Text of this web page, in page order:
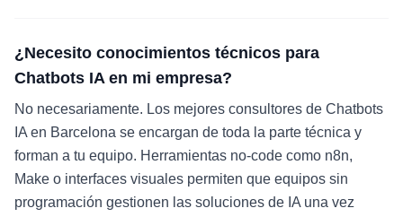
¿Necesito conocimientos técnicos para
Chatbots IA en mi empresa?
No necesariamente. Los mejores consultores de Chatbots
IA en Barcelona se encargan de toda la parte técnica y
forman a tu equipo. Herramientas no-code como n8n,
Make o interfaces visuales permiten que equipos sin
programación gestionen las soluciones de IA una vez